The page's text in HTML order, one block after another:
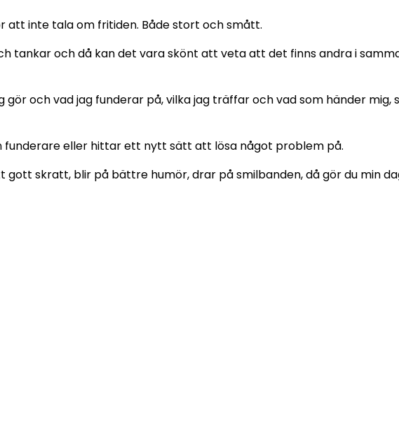
att inte tala om fritiden. Både stort och smått.
tankar och då kan det vara skönt att veta att det finns andra i
och vad jag funderar på, vilka jag träffar och vad som händer mig,
funderare eller hittar ett nytt sätt att lösa något problem på.
skratt, blir på bättre humör, drar på smilbanden, då gör du min